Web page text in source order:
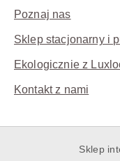
Poznaj nas
Sklep stacjonarny i
Ekologicznie z
Kontakt z nami
Sklep